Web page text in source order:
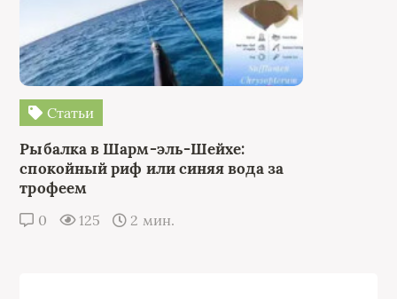
Статьи
Рыбалка в Шарм-эль-Шейхе:
спокойный риф или синяя вода за
трофеем
0 125 2 мин.